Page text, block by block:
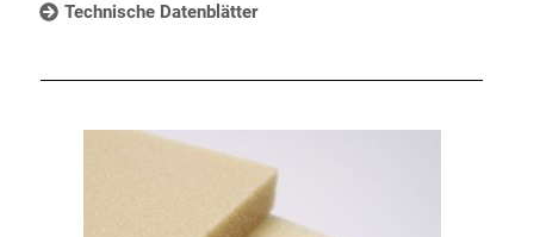
Technische Datenblätter